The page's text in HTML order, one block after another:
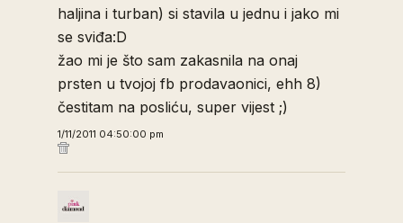
haljina i turban) si stavila u jednu i jako mi
se sviđa:D
žao mi je što sam zakasnila na onaj
prsten u tvojoj fb prodavaonici, ehh 8)
čestitam na posliću, super vijest ;)
1/11/2011 04:50:00 pm